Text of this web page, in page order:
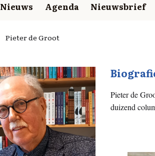
Nieuws Agenda Nieuwsbrief
Pieter de Groot
Pieter de
duizend